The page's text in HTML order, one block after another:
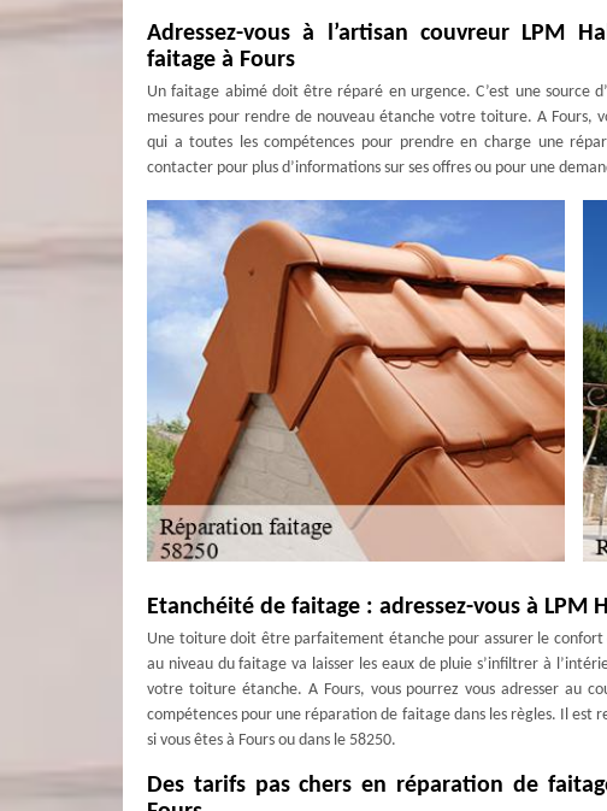
Adressez-vous à l’artisan couvreur LPM
faitage à Fours
Un faitage abimé doit être réparé en urgence. C’est une source
mesures pour rendre de nouveau étanche votre toiture. A Fours,
qui a toutes les compétences pour prendre en charge une
contacter pour plus d’informations sur ses offres ou pour une
Etanchéité de faitage : adressez-vous à LPM
Une toiture doit être parfaitement étanche pour assurer le
au niveau du faitage va laisser les eaux de pluie s’infiltrer à
votre toiture étanche. A Fours, vous pourrez vous adresser au
compétences pour une réparation de faitage dans les règles. Il est
si vous êtes à Fours ou dans le 58250.
Des tarifs pas chers en réparation de